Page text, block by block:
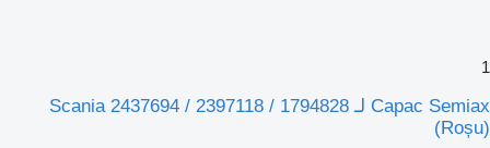
1
Capac Semiax لـ Scania 2437694 / 2397118 / 1794828
(Roșu)